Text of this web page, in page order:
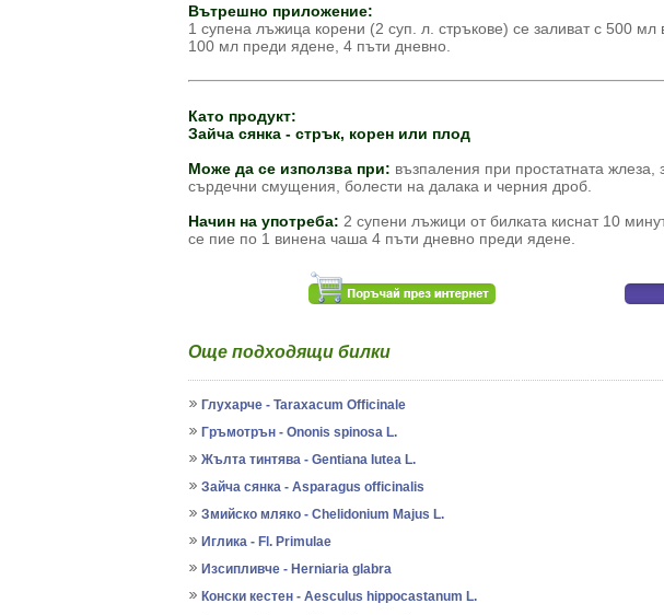
Вътрешно приложение:
1 супена лъжица корени (2 суп. л. стръкове) се заливат с 500
100 мл преди ядене, 4 пъти дневно.
Като продукт:
Зайча сянка - стрък, корен или плод
Може да се използва при: възпаления при простатната жлеза,
сърдечни смущения, болести на далака и черния дроб.
Начин на употреба: 2 супени лъжици от билката киснат 10
се пие по 1 винена чаша 4 пъти дневно преди ядене.
Още подходящи билки
Глухарче - Taraxacum Officinale
Гръмотрън - Ononis spinosa L.
Жълта тинтява - Gentiana Iutea L.
Зайча сянка - Asparagus officinalis
Змийско мляко - Chelidonium Majus L.
Иглика - Fl. Primulae
Изсипливче - Herniaria glabra
Конски кестен - Aesculus hippocastanum L.